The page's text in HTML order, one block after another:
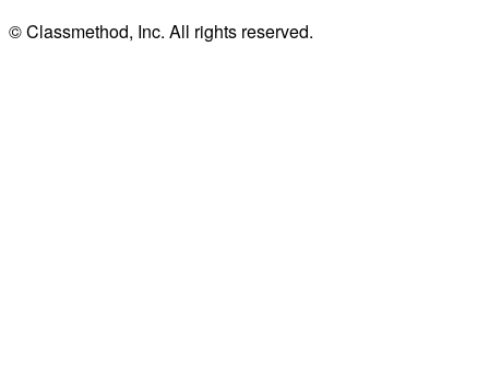
© Classmethod, Inc. All rights reserved.